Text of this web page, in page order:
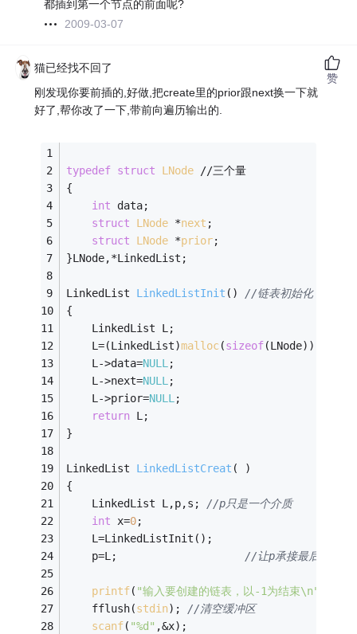
都插到第一个节点的前面呢?
2009-03-07
猫已经找不回了
刚发现你要前插的,好做,把create里的prior跟next换一下就
好了,帮你改了一下,带前向遍历输出的.
typedef struct LNode //三个量
{
int data;
struct
LNode *next ;
struct
LNode *prior;
}LNode,*LinkedList;
LinkedList LinkedListInit ()
//链表初始化
{
    LinkedList L;
    L=(LinkedList)
malloc(sizeof(LNode));
	L->data=
NULL;
    L->next=
NULL;
    L->prior=
NULL;
return L;
}
LinkedList LinkedListCreat ( )
{
    LinkedList L,p,s;
//p只是一个介质
int x=0;
    L=LinkedListInit();
    p=L;
//让p承接最后一个真
printf( "输入要创建的链表，以-1为结束\n"
    fflush(
stdin); //清空缓冲区
scanf( "%d" ,&x);
赞